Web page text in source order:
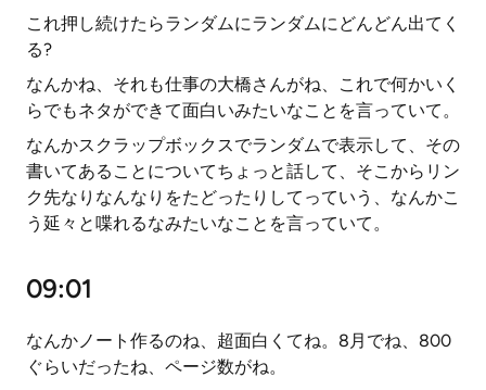
これ押し続けたらランダムにランダムにどんどん出てく
る?
なんかね、それも仕事の大橋さんがね、これで何かいく
らでもネタができて面白いみたいなことを言っていて。
なんかスクラップボックスでランダムで表示して、その
書いてあることについてちょっと話して、そこからリン
ク先なりなんなりをたどったりしてっていう、なんかこ
う延々と喋れるなみたいなことを言っていて。
09:01
なんかノート作るのね、超面白くてね。8月でね、800
ぐらいだったね、ページ数がね。